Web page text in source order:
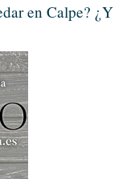
en Calpe? ¿Y